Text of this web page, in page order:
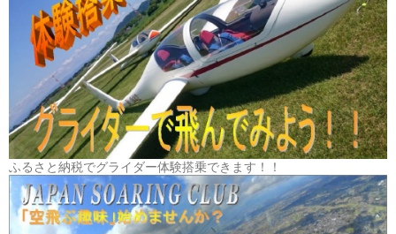
ふるさと納税でグライダー体験搭乗できます！！